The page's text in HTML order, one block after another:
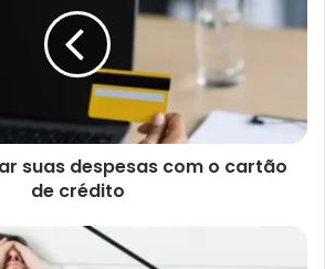
suas despesas com o cartão
de crédito